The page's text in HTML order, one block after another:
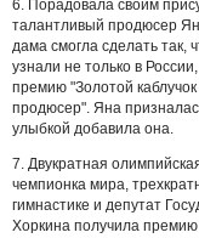
6. Порадовала своим
талантливый продюсер
дама смогла сделать так,
узнали не только в
премию "Золотой
продюсер". Яна
улыбкой добавила она.
7. Двукратная
чемпионка мира,
гимнастике и депутат
Хоркина получила